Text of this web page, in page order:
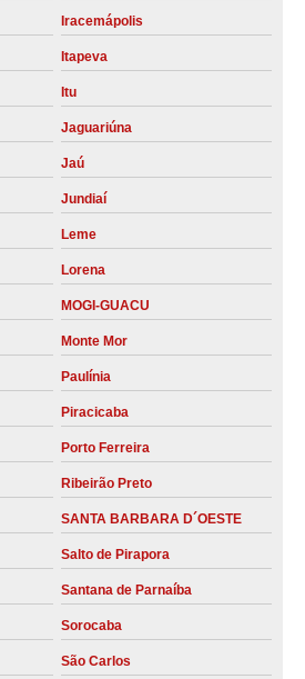
Iracemápolis
Itapeva
Itu
Jaguariúna
Jaú
Jundiaí
Leme
Lorena
MOGI-GUACU
Monte Mor
Paulínia
Piracicaba
Porto Ferreira
Ribeirão Preto
SANTA BARBARA D´OESTE
Salto de Pirapora
Santana de Parnaíba
Sorocaba
São Carlos